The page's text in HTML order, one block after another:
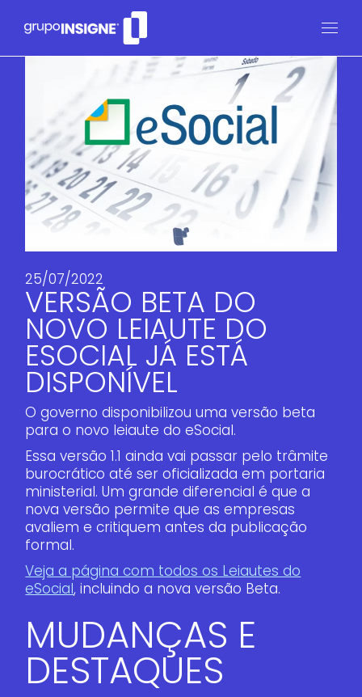
25/07/2022
VERSÃO BETA DO
NOVO LEIAUTE DO
ESOCIAL JÁ ESTÁ
DISPONÍVEL
O governo disponibilizou uma versão beta
para o novo leiaute do eSocial.
Essa versão 1.1 ainda vai passar pelo trâmite
burocrático até ser oficializada em portaria
ministerial. Um grande diferencial é que a
nova versão permite que as empresas
avaliem e critiquem antes da publicação
formal.
Veja a página com todos os Leiautes do
eSocial, incluindo a nova versão Beta.
MUDANÇAS E
DESTAQUES